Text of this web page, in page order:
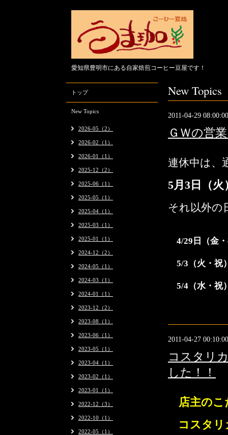
愛知県豊明市にある自家焙煎コーヒー豆屋です！
New Topics
2011-04-29 08:00:00
ＧＷの営
連休中は、
5月3日（
それ以外の
4/29日（金
5/3（火・祝
5/4（水・祝
2011-04-27 00:10:00
コスタリ
した！！
店主の
コスタ
トップ
New Topics
2026-05（2）
2026-02（1）
2026-01（1）
2025-12（2）
2025-06（1）
2025-05（1）
2025-04（1）
2025-03（1）
2025-01（1）
2024-12（2）
2024-05（1）
2024-03（1）
2024-01（1）
2023-12（2）
2023-08（1）
2023-06（1）
2023-05（1）
2023-04（1）
2023-02（1）
2023-01（1）
2022-12（3）
2022-10（1）
2022-05（1）